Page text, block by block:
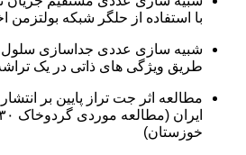
با استفاده از حلگر شبکه بولتزمن
شبیه سازی عددی جداسازی سلول
طریق ویژگی های ذاتی در یک
مطالعه اثر جت تراز پایین بر
خوزستان)